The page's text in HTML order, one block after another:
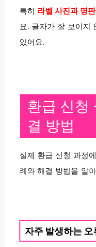
특히 라벨 사진과 명
요. 글자가 잘 보이지
있어요.
환급 신청
결 방법
실제 환급 신청 과정
례와 해결 방법을 알
자주 발생하는 오